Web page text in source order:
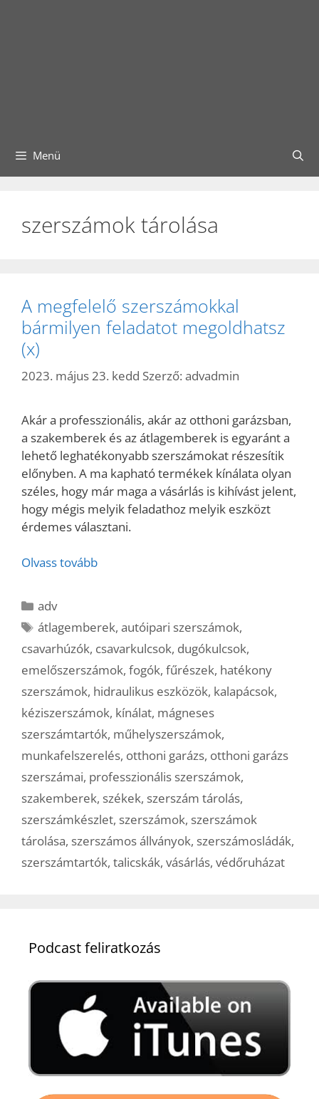
Menü
szerszámok tárolása
A megfelelő szerszámokkal
bármilyen feladatot megoldhatsz
(x)
2023. május 23. kedd Szerző: advadmin
Akár a professzionális, akár az otthoni garázsban,
a szakemberek és az átlagemberek is egyaránt a
lehető leghatékonyabb szerszámokat részesítik
előnyben. A ma kapható termékek kínálata olyan
széles, hogy már maga a vásárlás is kihívást jelent,
hogy mégis melyik feladathoz melyik eszközt
érdemes választani.
Olvass tovább
Kategória
adv
Címkék
átlagemberek,autóipari szerszámok,
csavarhúzók, csavarkulcsok, dugókulcsok,
emelőszerszámok, fogók, fűrészek, hatékony
szerszámok, hidraulikus eszközök, kalapácsok,
kéziszerszámok, kínálat, mágneses
szerszámtartók, műhelyszerszámok,
munkafelszerelés, otthoni garázs, otthoni garázs
szerszámai, professzionális szerszámok,
szakemberek, székek, szerszám tárolás,
szerszámkészlet, szerszámok, szerszámok
tárolása, szerszámos állványok, szerszámosládák,
szerszámtartók, talicskák, vásárlás, védőruházat
Podcast feliratkozás